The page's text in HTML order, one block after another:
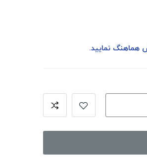
هماهنگ نماييد.